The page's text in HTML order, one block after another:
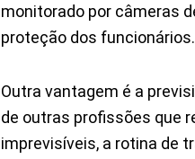
monitorado por câmeras
proteção dos funcionários.
Outra vantagem é a
de outras profissões que
imprevisíveis, a rotina de